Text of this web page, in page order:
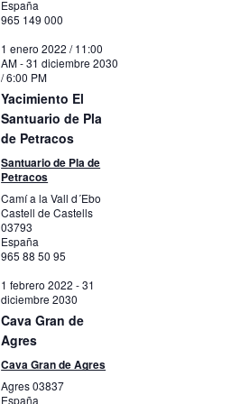
España
965 149 000
1 enero 2022 / 11:00
AM-31 diciembre 2030
/ 6:00 PM
Yacimiento El
Santuario de Pla
de Petracos
Santuario de Pla de
Petracos
Camí a la Vall d´Ebo
Castell de Castells
03793
España
965 88 50 95
1 febrero 2022 -31
diciembre 2030
Cava Gran de
Agres
Cava Gran de Agres
Agres03837
España